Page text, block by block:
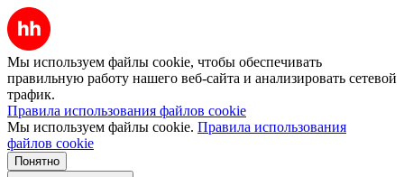
Мы используем файлы cookie, чтобы обеспечивать
правильную работу нашего веб-сайта и анализировать сетевой
трафик.
Правила использования файлов cookie
Мы используем файлы cookie. Правила использования
файлов cookie
Понятно